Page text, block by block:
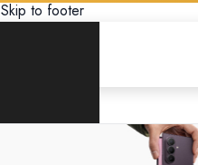
Skip to footer